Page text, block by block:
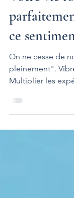
Votre vie
ce
On ne cesse de
pleinement".
Multiplier les
questionner. Mais